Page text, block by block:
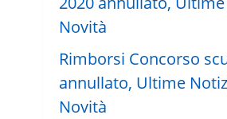
Rimborsi Concorso
annullato, Ultime
Novità